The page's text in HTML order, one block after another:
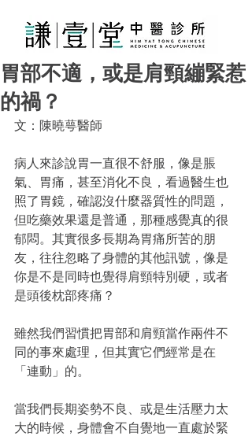
胃部不適，或是肩頸繃緊惹
的禍？
文：陳曉萼醫師
病人來診說胃一直很不舒服，像是脹
氣、胃痛，甚至消化不良，看過醫生也
照了胃鏡，確認沒什麼器質性的問題，
但吃藥效果還是普通，那種感覺真的很
郁悶。其實很多長期為胃痛所苦的朋
友，往往忽略了身體的其他訊號，像是
你是不是同時也覺得肩頸特別硬，或者
是頭後枕部疼痛？
​雖然我們習慣把胃部和肩頸當作兩件不
同的事來處理，但其實它們經常是在
「連動」的。
​當我們長期姿勢不良、或是生活壓力太
大的時候，身體會不自覺地一直處於緊